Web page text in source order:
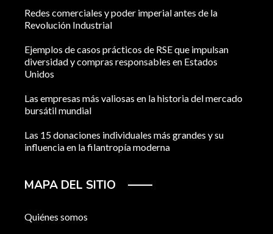
Redes comerciales y poder imperial antes de la
Revolución Industrial
Ejemplos de casos prácticos de RSE que impulsan
diversidad y compras responsables en Estados
Unidos
Las empresas más valiosas en la historia del mercado
bursátil mundial
Las 15 donaciones individuales más grandes y su
influencia en la filantropía moderna
MAPA DEL SITIO
Quiénes somos